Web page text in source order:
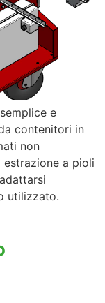
e
contenitori in
non
a pioli
utilizzato.